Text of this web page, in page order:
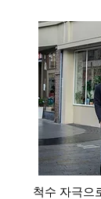
척수 자극으